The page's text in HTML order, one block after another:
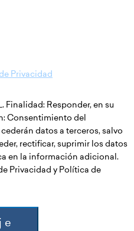
Privacidad
Finalidad: Responder, en su
Consentimiento del
datos a terceros, salvo
rectificar, suprimir los datos
en la información adicional.
Privacidad y Política de